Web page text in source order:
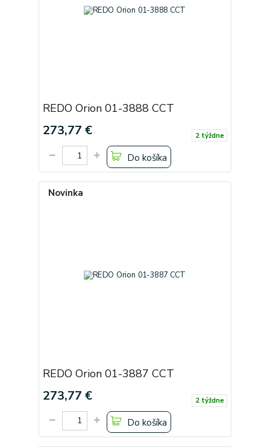
REDO Orion 01-3888 CCT
273,77 € 2 týždne
Do košíka
Novinka
REDO Orion 01-3887 CCT
273,77 € 2 týždne
Do košíka